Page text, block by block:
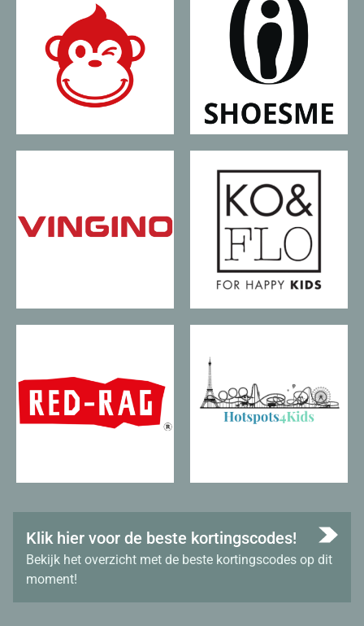
Klik hier voor de beste kortingscodes!
Bekijk het overzicht met de beste kortingscodes op dit
moment!